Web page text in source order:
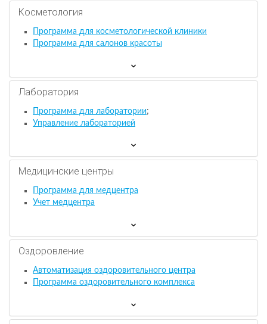
Косметология
Программа для косметологической клиники
Программа для салонов красоты
Лаборатория
Программа для лаборатории;
Управление лабораторией
Медицинские центры
Программа для медцентра
Учет медцентра
Оздоровление
Автоматизация оздоровительного центра
Программа оздоровительного комплекса